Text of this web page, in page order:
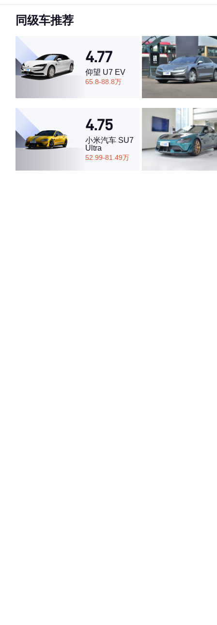
·外观表现较为优秀，优于100%同级车
·空间表现一般，低于85%同级车
同级车推荐
4.77
仰望 U7 EV
65.8-88.8万
4.75
小米汽车 SU7
Ultra
52.99-81.49万